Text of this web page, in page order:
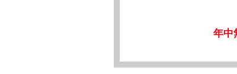
年中